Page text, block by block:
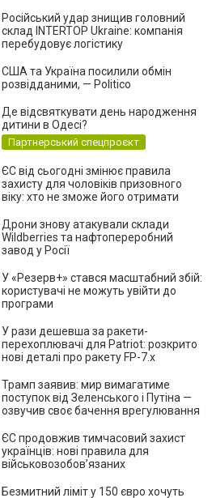
Російський удар знищив головний
склад INTERTOP Ukraine: компанія
перебудовує логістику
США та Україна посилили обмін
розвідданими, — Politico
Де відсвяткувати день народження
дитини в Одесі?
Партнерський спецпроєкт
ЄС від сьогодні змінює правила
захисту для чоловіків призовного
віку: хто не зможе його отримати
Дрони знову атакували склади
Wildberries та нафтопереробний
завод у Росії
У «Резерв+» стався масштабний збій:
користувачі не можуть увійти до
програми
У рази дешевша за ракети-
перехоплювачі для Patriot: розкрито
нові деталі про ракету FP-7.x
Трамп заявив: мир вимагатиме
поступок від Зеленського і Путіна —
озвучив своє бачення врегулювання
ЄС продовжив тимчасовий захист
українців: нові правила для
військовозобов’язаних
Безмитний ліміт у 150 євро хочуть